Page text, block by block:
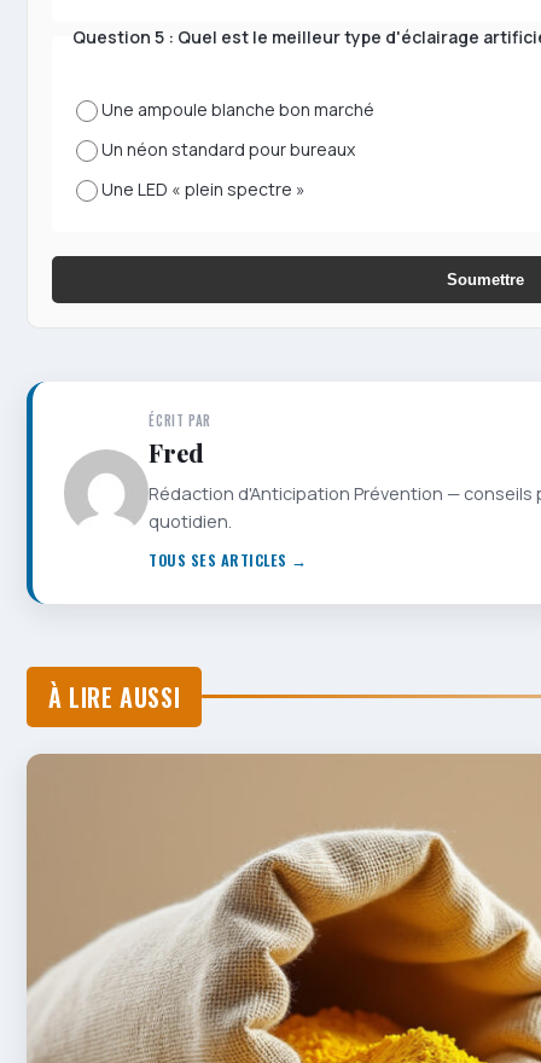
Question 5 : Quel est le meilleur type d'éclairage
Une ampoule blanche bon marché
Un néon standard pour bureaux
Une LED « plein spectre »
Soumettre
ÉCRIT PAR
Fred
Rédaction d'Anticipation Prévention —
quotidien.
TOUS SES ARTICLES →
À LIRE AUSSI